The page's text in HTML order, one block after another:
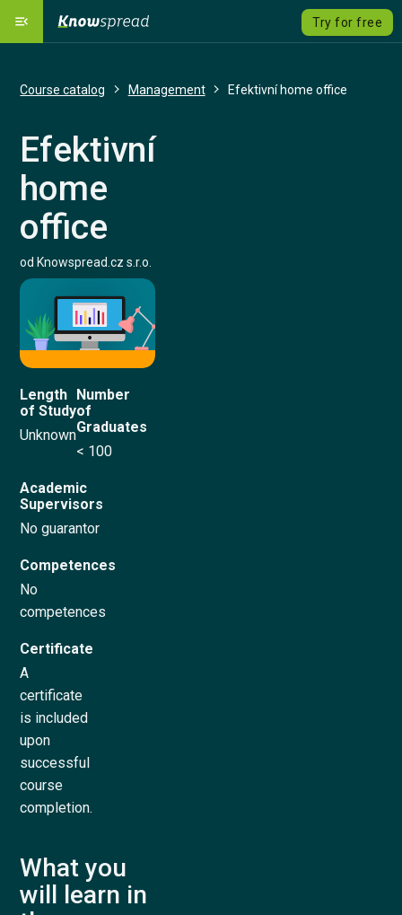
menu_open Try for free
local_grocery_store Course catalog
savings Pricing
language Language
Course catalog Management Efektivní home office
Efektivní
home
office
od Knowspread.cz s.r.o.
Length
of Study
Unknown
Number
of
Graduates
< 100
Academic
Supervisors
No guarantor
Competences
No
competences
Certificate
A
certificate
is included
upon
successful
course
completion.
What you
will learn in